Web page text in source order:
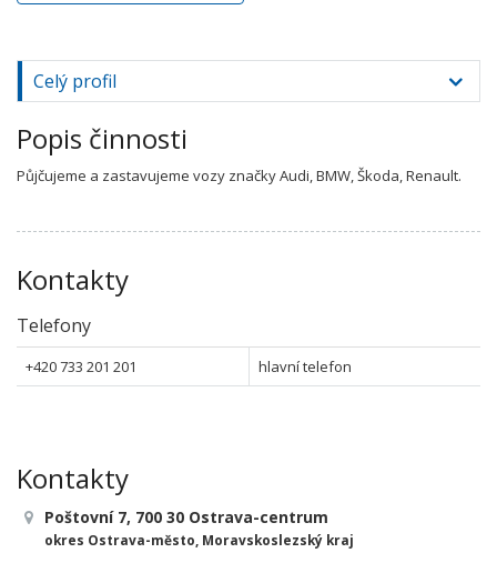
Celý profil
Popis činnosti
Půjčujeme a zastavujeme vozy značky Audi, BMW, Škoda, Renault.
Kontakty
Telefony
+420 733 201 201 hlavní telefon
Kontakty
Poštovní 7, 700 30 Ostrava-centrum
okres Ostrava-město, Moravskoslezský kraj